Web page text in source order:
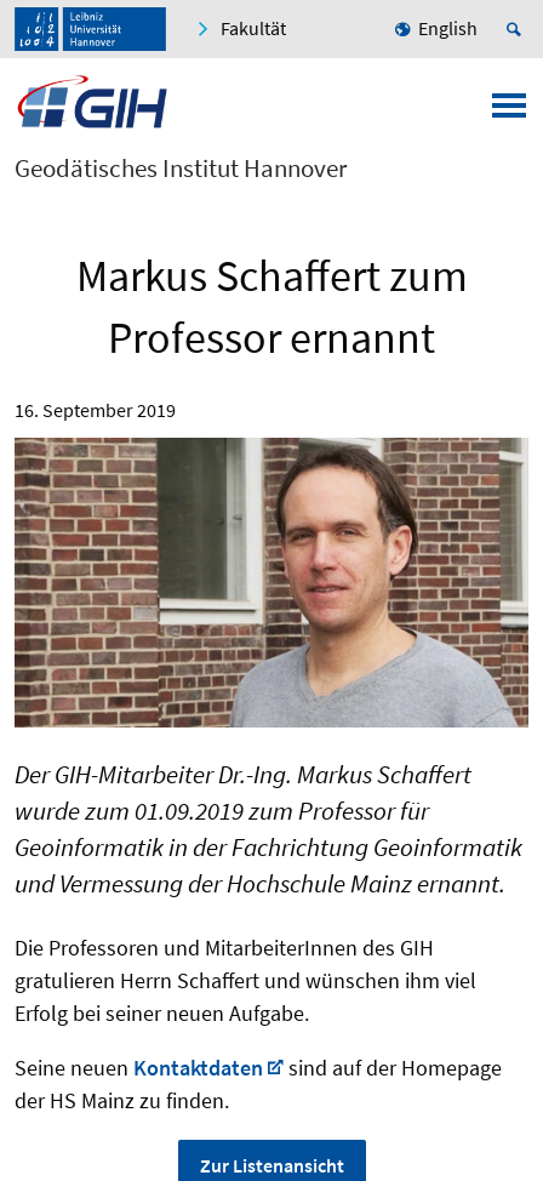
Fakultät English
Geodätisches Institut Hannover
Markus Schaffert zum
Professor ernannt
16. September 2019
Der GIH-Mitarbeiter Dr.-Ing. Markus Schaffert
wurde zum 01.09.2019 zum Professor für
Geoinformatik in der Fachrichtung Geoinformatik
und Vermessung der Hochschule Mainz ernannt.
Die Professoren und MitarbeiterInnen des GIH
gratulieren Herrn Schaffert und wünschen ihm viel
Erfolg bei seiner neuen Aufgabe.
Seine neuen Kontaktdaten
sind auf der Homepage
der HS Mainz zu finden.
Zur Listenansicht